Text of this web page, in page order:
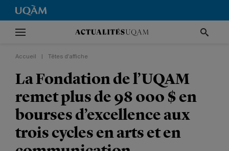
Accueil Têtes d'affiche
La Fondation de l’UQAM
remet plus de 98 000 $ en
bourses d’excellence aux
trois cycles en arts et en